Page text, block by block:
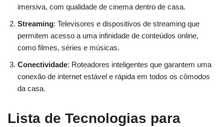
imersiva, com qualidade de cinema dentro de casa.
Streaming: Televisores e dispositivos de streaming que
permitem acesso a uma infinidade de conteúdos online,
como filmes, séries e músicas.
Conectividade: Roteadores inteligentes que garantem uma
conexão de internet estável e rápida em todos os cômodos
da casa.
Lista de Tecnologias para